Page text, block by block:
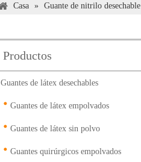
Casa » Guante de nitrilo desechable
Productos
Guantes de látex desechables
Guantes de látex empolvados
Guantes de látex sin polvo
Guantes quirúrgicos empolvados